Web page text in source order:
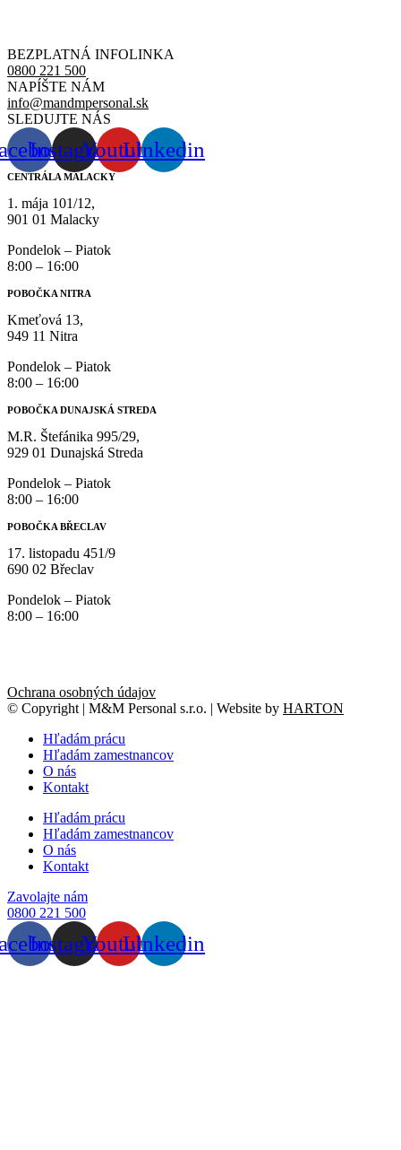
BEZPLATNÁ INFOLINKA
0800 221 500
NAPÍŠTE NÁM
info@mandmpersonal.sk
SLEDUJTE NÁS
InstagramYoutubeLinkedin
CENTRÁLA MALACKY
1. mája 101/12,
901 01 Malacky
Pondelok – Piatok
8:00 – 16:00
POBOČKA NITRA
Kmeťová 13,
949 11 Nitra
Pondelok – Piatok
8:00 – 16:00
POBOČKA DUNAJSKÁ STREDA
M.R. Štefánika 995/29,
929 01 Dunajská Streda
Pondelok – Piatok
8:00 – 16:00
POBOČKA BŘECLAV
17. listopadu 451/9
690 02 Břeclav
Pondelok – Piatok
8:00 – 16:00
Ochrana osobných údajov
© Copyright | M&M Personal s.r.o. | Website by HARTON
Hľadám prácu
Hľadám zamestnancov
O nás
Kontakt
Hľadám prácu
Hľadám zamestnancov
O nás
Kontakt
Zavolajte nám
0800 221 500
InstagramYoutubeLinkedin